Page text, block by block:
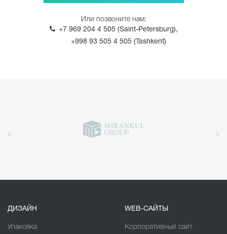
Или позвоните нам:
+7 969 204 4 505 (Saint-Petersburg),
+998 93 505 4 505 (Tashkent)
ДИЗАЙН
Упаковка
WEB-САЙТЫ
Корпоративный сайт